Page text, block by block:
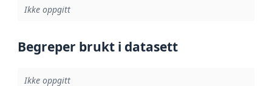
Ikke oppgitt
Begreper brukt i datasett
Ikke oppgitt